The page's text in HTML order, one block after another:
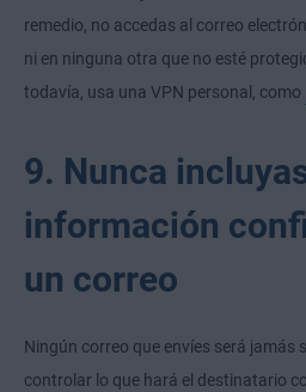
remedio, no accedas al correo
ni en ninguna otra que no esté
todavía, usa una VPN personal, como
9. Nunca
información
un correo
Ningún correo que envíes será jamás
controlar lo que hará el destinatario